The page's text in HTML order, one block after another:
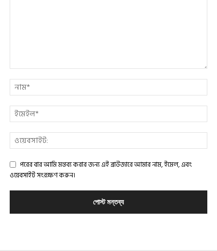
পরের বার আমি মন্তব্য করার জন্য এই ব্রাউজারে আমার নাম, ইমেল, এবং
ওয়েবসাইট সংরক্ষণ করুন।